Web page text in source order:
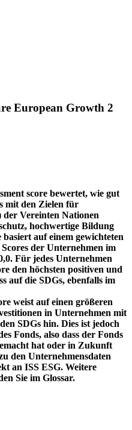
European Growth 2
score bewertet, wie gut
mit den Zielen für
Vereinten Nationen
hochwertige Bildung
basiert auf einem gewichteten
der Unternehmen im
Für jedes Unternehmen
den höchsten positiven und
auf die SDGs, ebenfalls im
weist auf einen größeren
in Unternehmen mit
SDGs hin. Dies ist jedoch
Fonds, also dass der Fonds
hat oder in Zukunft
den Unternehmensdaten
an ISS ESG. Weitere
Sie im Glossar.